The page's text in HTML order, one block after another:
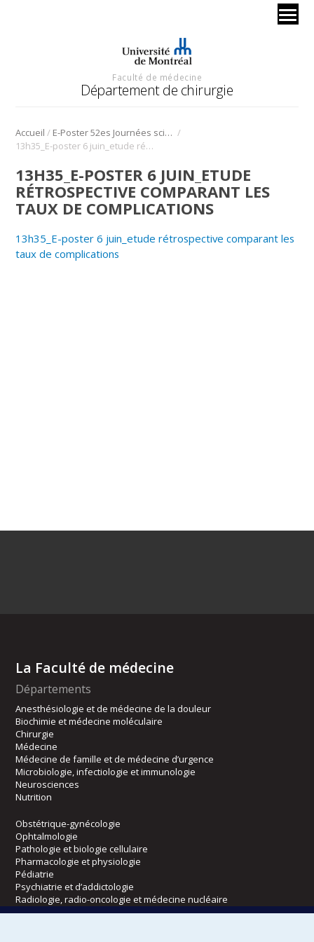
Faculté de médecine
Département de chirurgie
Accueil / E-Poster 52es Journées scientifique /
13h35_E-poster 6 juin_etude rétrospective comparant les taux de complications
13H35_E-POSTER 6 JUIN_ETUDE
RÉTROSPECTIVE COMPARANT LES
TAUX DE COMPLICATIONS
13h35_E-poster 6 juin_etude rétrospective comparant les
taux de complications
La Faculté de médecine
Départements
Anesthésiologie et de médecine de la douleur
Biochimie et médecine moléculaire
Chirurgie
Médecine
Médecine de famille et de médecine d’urgence
Microbiologie, infectiologie et immunologie
Neurosciences
Nutrition
Obstétrique-gynécologie
Ophtalmologie
Pathologie et biologie cellulaire
Pharmacologie et physiologie
Pédiatrie
Psychiatrie et d’addictologie
Radiologie, radio-oncologie et médecine nucléaire